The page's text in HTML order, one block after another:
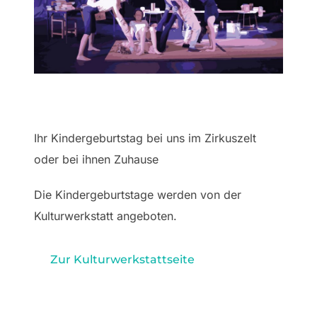
Ihr Kindergeburtstag bei uns im Zirkuszelt
oder bei ihnen Zuhause
Die Kindergeburtstage werden von der
Kulturwerkstatt angeboten.
Zur Kulturwerkstattseite